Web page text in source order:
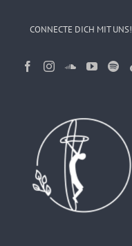
CONNECTE DICH MIT UNS!